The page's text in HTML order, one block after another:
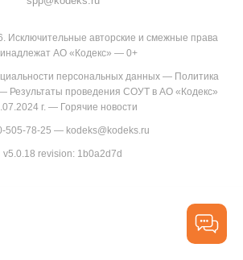
Исключительные авторские и смежные права
АО «Кодекс» — 0+
персональных данных— Политика
Результаты проведения СОУТ в АО «Кодекс»
г.— Горячие новости
505-78-25 — kodeks@kodeks.ru
v5.0.18 revision: 1b0a2d7d